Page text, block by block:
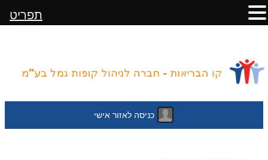
כניסה לאזור אישי
תפריט